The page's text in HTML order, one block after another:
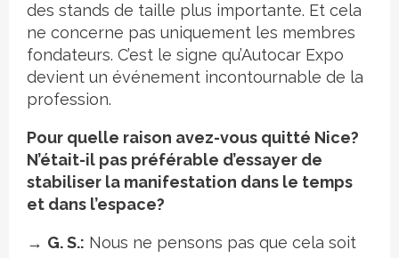
des stands de taille plus importante. Et cela
ne concerne pas uniquement les membres
fondateurs. C’est le signe qu’Autocar Expo
devient un événement incontournable de la
profession.
Pour quelle raison avez-vous quitté Nice?
N’était-il pas préférable d’essayer de
stabiliser la manifestation dans le temps
et dans l’espace?
→ G. S.: Nous ne pensons pas que cela soit